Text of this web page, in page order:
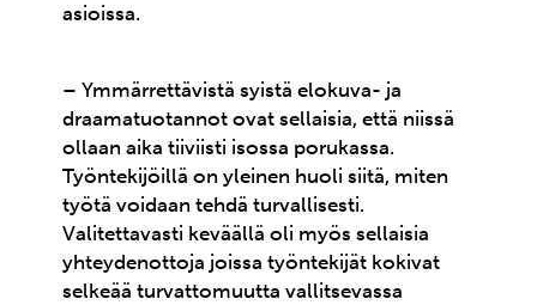
asioissa.
– Ymmärrettävistä syistä elokuva- ja
draamatuotannot ovat sellaisia, että niissä
ollaan aika tiiviisti isossa porukassa.
Työntekijöillä on yleinen huoli siitä, miten
työtä voidaan tehdä turvallisesti.
Valitettavasti keväällä oli myös sellaisia
yhteydenottoja joissa työntekijät kokivat
selkeää turvattomuutta vallitsevassa